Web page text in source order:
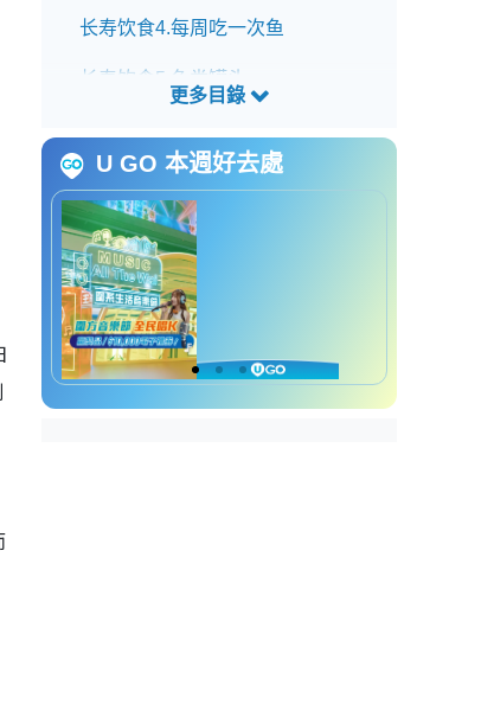
长寿饮食4.每周吃一次鱼
长寿饮食5.鱼类罐头
U GO 本週好去處